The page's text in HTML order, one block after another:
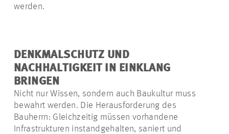
werden.
DENKMALSCHUTZ UND
NACHHALTIGKEIT IN EINKLANG
BRINGEN
Nicht nur Wissen, sondern auch Baukultur muss
bewahrt werden. Die Herausforderung des
Bauherrn: Gleichzeitig müssen vorhandene
Infrastrukturen instandgehalten, saniert und